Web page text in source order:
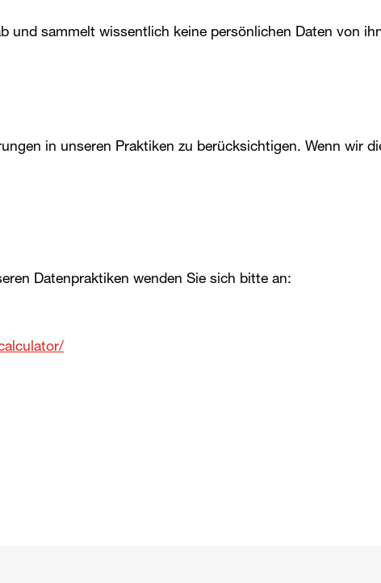
und sammelt wissentlich keine persönlichen Daten von
in unseren Praktiken zu berücksichtigen. Wenn wir
Datenpraktiken wenden Sie sich bitte an: